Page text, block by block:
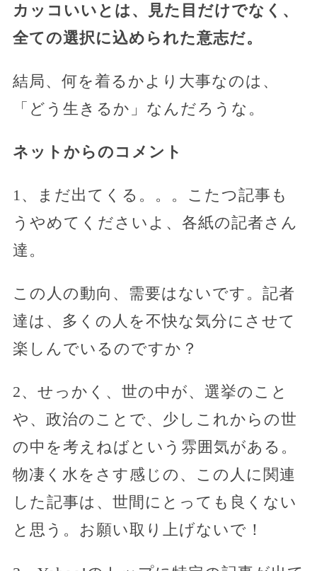
カッコいいとは、見た目だけでなく、
全ての選択に込められた意志だ。
結局、何を着るかより大事なのは、
「どう生きるか」なんだろうな。
ネットからのコメント
1、まだ出てくる。。。こたつ記事も
うやめてくださいよ、各紙の記者さん
達。
この人の動向、需要はないです。記者
達は、多くの人を不快な気分にさせて
楽しんでいるのですか？
2、せっかく、世の中が、選挙のこと
や、政治のことで、少しこれからの世
の中を考えねばという雰囲気がある。
物凄く水をさす感じの、この人に関連
した記事は、世間にとっても良くない
と思う。お願い取り上げないで！